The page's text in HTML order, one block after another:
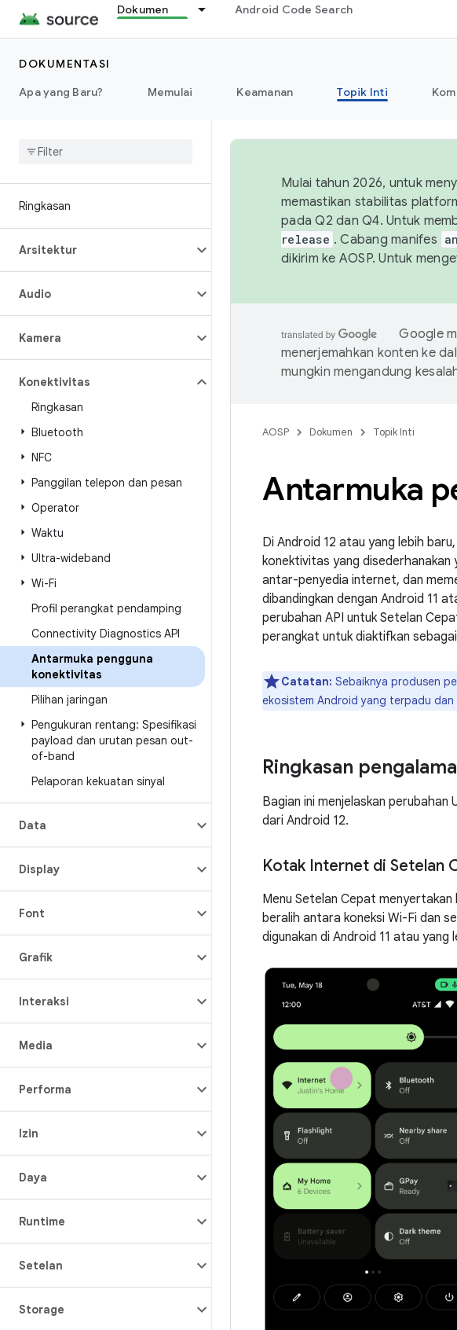
Dokumen Android Code Search
DOKUMENTASI
Apa yang Baru?
Memulai Keamanan Topik Inti
Ringkasan
Arsitektur
Audio
Kamera
Konektivitas
Ringkasan
Bluetooth
NFC
Panggilan telepon dan pesan
Operator
Waktu
Ultra-wideband
Wi-Fi
Profil perangkat pendamping
Connectivity Diagnostics API
Antarmuka pengguna
konektivitas
Pilihan jaringan
Pengukuran rentang: Spesifikasi
payload dan urutan pesan out-
of-band
Pelaporan kekuatan sinyal
Data
Display
Font
Grafik
Interaksi
Media
Performa
Izin
Daya
Runtime
Setelan
Storage
Mulai tahun 2026, untuk
memastikan stabilitas
pada Q2 dan Q4. Untuk
release . Cabang manifes
dikirim ke AOSP. Untuk
Google
menerjemahkan konten ke
mungkin mengandung
AOSP Dokumen Topik Inti
Antarmuka
Di Android 12 atau yang lebih
konektivitas yang disederhanakan
antar-penyedia internet, dan
dibandingkan dengan Android 11
perubahan API untuk Setelan
perangkat untuk diaktifkan
Catatan: Sebaiknya produsen
ekosistem Android yang terpadu
Ringkasan
Bagian ini menjelaskan
dari Android 12.
Kotak Internet di Setelan
Menu Setelan Cepat
beralih antara koneksi Wi-Fi dan
digunakan di Android 11 atau yang